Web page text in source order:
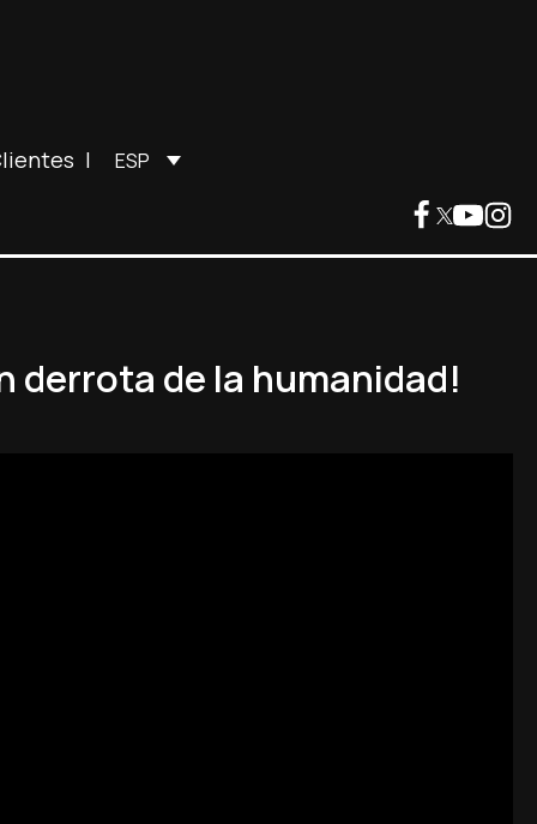
| ESP
derrota de la humanidad!